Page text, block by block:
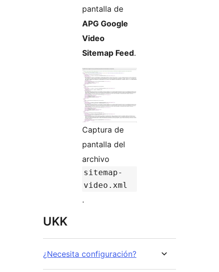
pantalla de
APG Google
Video
Sitemap Feed.
Captura de
pantalla del
archivo
sitemap-
video.xml
.
UKK
¿Necesita configuración?